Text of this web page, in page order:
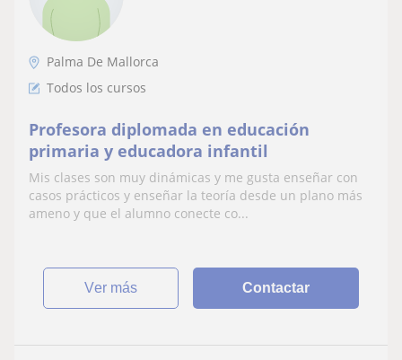
Palma De Mallorca
Todos los cursos
Profesora diplomada en educación
primaria y educadora infantil
Mis clases son muy dinámicas y me gusta enseñar con
casos prácticos y enseñar la teoría desde un plano más
ameno y que el alumno conecte co...
ver más Contactar